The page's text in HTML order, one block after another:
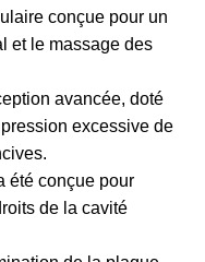
conçue pour un
et le massage des
avancée, doté
excessive de
été conçue pour
de la cavité